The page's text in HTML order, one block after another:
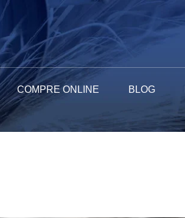
COMPRE ONLINE BLOG